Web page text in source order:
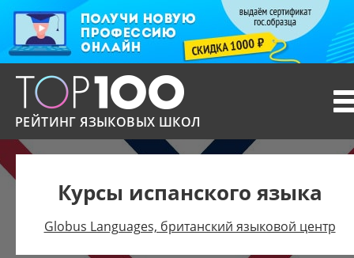
РЕЙТИНГ ЯЗЫКОВЫХ ШКОЛ
Курсы испанского языка
Globus Languages, британский языковой центр